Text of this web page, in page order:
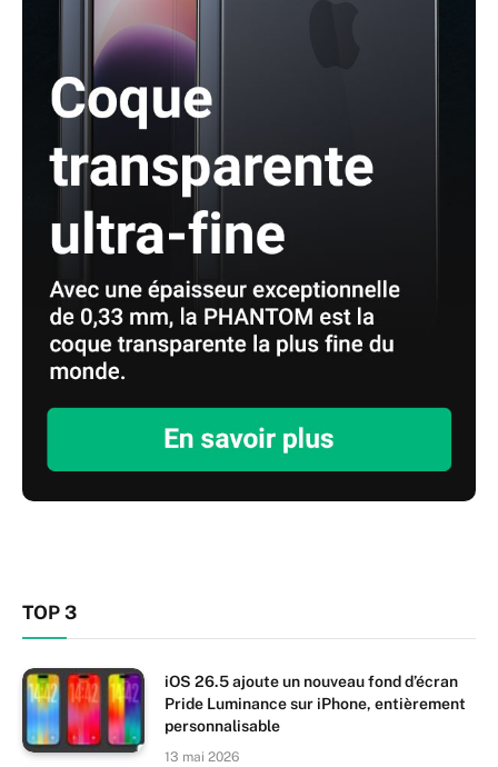
TOP 3
iOS 26.5 ajoute un nouveau fond d’écran
Pride Luminance sur iPhone, entièrement
personnalisable
13 mai 2026